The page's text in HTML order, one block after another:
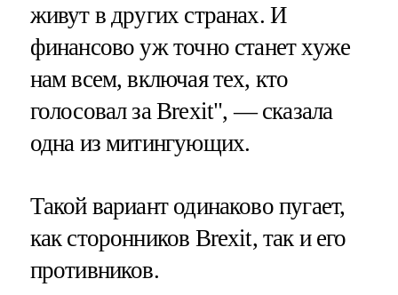
живут в других странах. И
финансово уж точно станет хуже
нам всем, включая тех, кто
голосовал за Brexit", — сказала
одна из митингующих.
Такой вариант одинаково пугает,
как сторонников Brexit, так и его
противников.